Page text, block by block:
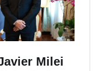
Milei